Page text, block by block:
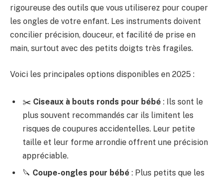
rigoureuse des outils que vous utiliserez pour couper
les ongles de votre enfant. Les instruments doivent
concilier précision, douceur, et facilité de prise en
main, surtout avec des petits doigts très fragiles.
Voici les principales options disponibles en 2025 :
✂️ Ciseaux à bouts ronds pour bébé : Ils sont le
plus souvent recommandés car ils limitent les
risques de coupures accidentelles. Leur petite
taille et leur forme arrondie offrent une précision
appréciable.
🔪 Coupe-ongles pour bébé : Plus petits que les